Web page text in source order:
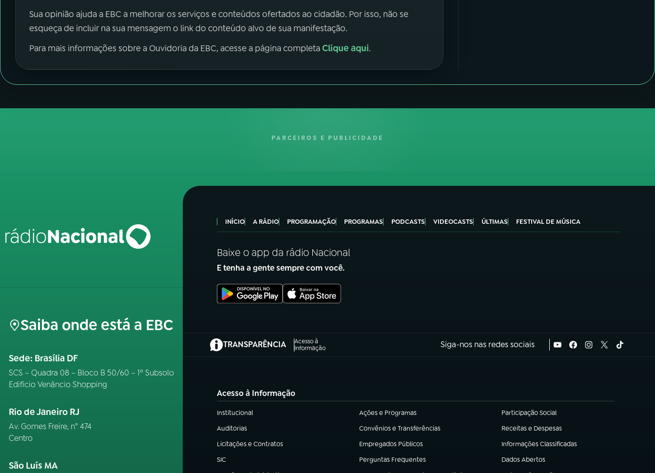
Sua opinião ajuda a EBC a melhorar os serviços e conteúdos ofertados ao cidadão. Por isso, não se
esqueça de incluir na sua mensagem o link do conteúdo alvo de sua manifestação.
Para mais informações sobre a Ouvidoria da EBC, acesse a página completaClique aqui.
PARCEIROS E PUBLICIDADE
Saiba onde está a EBC
Sede: Brasília DF
SCS – Quadra 08 – Bloco B 50/60 – 1º Subsolo
Edifício Venâncio Shopping
Rio de Janeiro RJ
Av. Gomes Freire, n° 474
Centro
São Luís MA
INÍCIO A RÁDIO PROGRAMAÇÃO PROGRAMAS PODCASTS VIDEOCASTS ÚLTIMAS FESTIVAL DE MÚSICA
Baixe o app da rádio Nacional
E tenha a gente sempre com você.
TRANSPARÊNCIA
Acesso à
Informação
(abre em nova aba) Siga-nos nas redes sociais
Acesso à Informação
Institucional
(abre em nova aba) Ações e Programas
(abre em nova aba) Participação Social
(abre em nova aba)
Auditorias
(abre em nova aba) Convênios e Transferências
(abre em nova aba) Receitas e Despesas
(abre em nova aba)
Licitações e Contratos
(abre em nova aba) Empregados Públicos
(abre em nova aba) Informações Classificadas
(abre em nova aba)
SIC
(abre em nova aba) Perguntas Frequentes
(abre em nova aba) Dados Abertos
(abre em nova aba)